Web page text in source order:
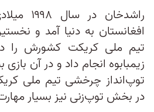
افغانستان به دنیا آمد و
زیمبابوه انجام داد و در آن
توپ‌انداز چرخشی تیم ملی
در بخش توپ‌زنی نیز بسیار